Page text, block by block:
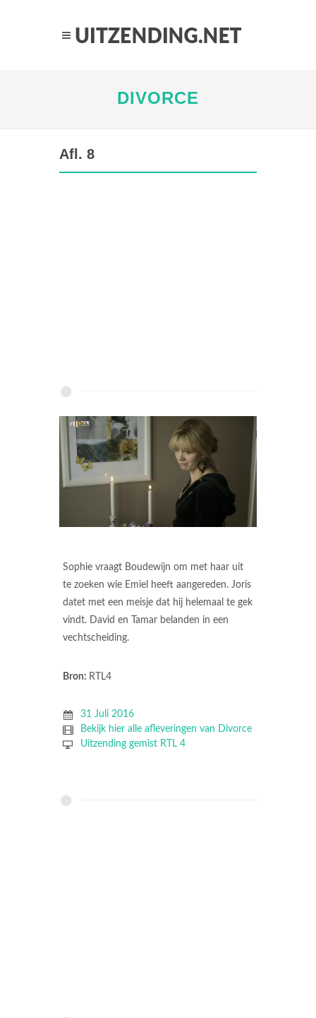
DIVORCE
Afl. 8
Sophie vraagt Boudewijn om met haar uit
te zoeken wie Emiel heeft aangereden. Joris
datet met een meisje dat hij helemaal te gek
vindt. David en Tamar belanden in een
vechtscheiding.
Bron: RTL4
31 Juli 2016
Bekijk hier alle afleveringen van Divorce
Uitzending gemist RTL 4